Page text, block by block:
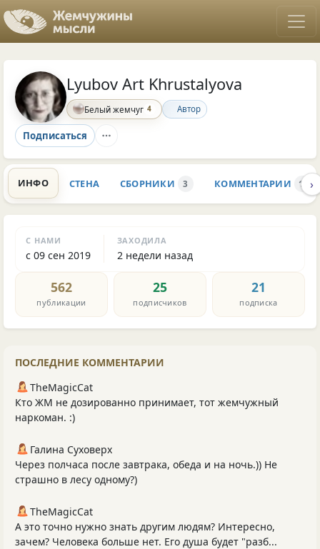
Lyubov Art Khrustalyova
Белый жемчуг 4 Автор
Подписаться
ИНФО СТЕНА СБОРНИКИ 3 КОММЕНТАРИИ 171
›
С НАМИ
с 09 сен 2019
ЗАХОДИЛА
2 недели назад
562
публикации
25
подписчиков
21
подписка
ПОСЛЕДНИЕ КОММЕНТАРИИ
TheMagicCat
Кто ЖМ не дозированно принимает, тот жемчужный
наркоман. :)
Галина Суховерх
Через полчаса после завтрака, обеда и на ночь.)) Не
страшно в лесу одному?)
TheMagicCat
А это точно нужно знать другим людям? Интересно,
зачем? Человека больше нет. Его душа будет "разб...